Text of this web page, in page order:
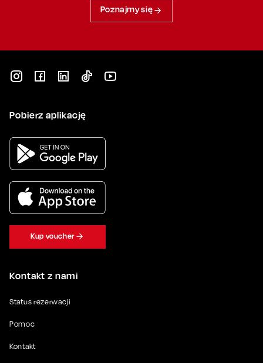
Poznajmy się
Kontakt z nami
Status rezerwacji
Pomoc
Kontakt
Pobierz aplikację
Kup voucher